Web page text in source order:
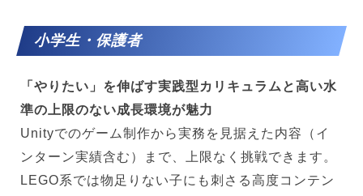
小学生・保護者
「やりたい」を伸ばす実践型カリキュラムと高い水
準の上限のない成長環境が魅力
Unityでのゲーム制作から実務を見据えた内容（イ
ンターン実績含む）まで、上限なく挑戦できます。
LEGO系では物足りない子にも刺さる高度コンテン